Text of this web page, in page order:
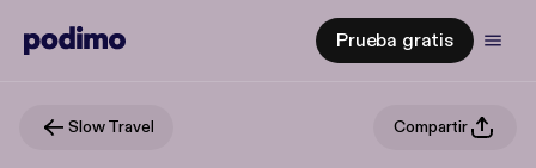
Prueba gratis
Slow Travel Compartir